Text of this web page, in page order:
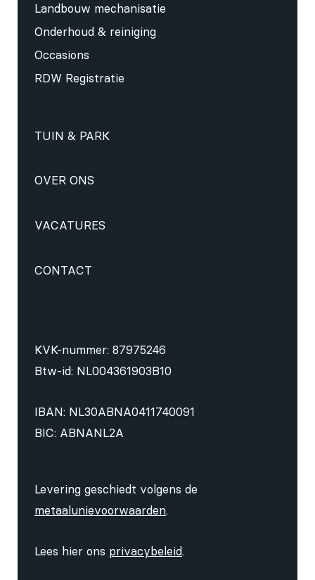
Landbouw mechanisatie
Onderhoud & reiniging
Occasions
RDW Registratie
TUIN & PARK
OVER ONS
VACATURES
CONTACT
KVK-nummer: 87975246
Btw-id: NL004361903B10
IBAN: NL30ABNA0411740091
BIC: ABNANL2A
Levering geschiedt volgens de
metaalunievoorwaarden.
Lees hier ons privacybeleid.